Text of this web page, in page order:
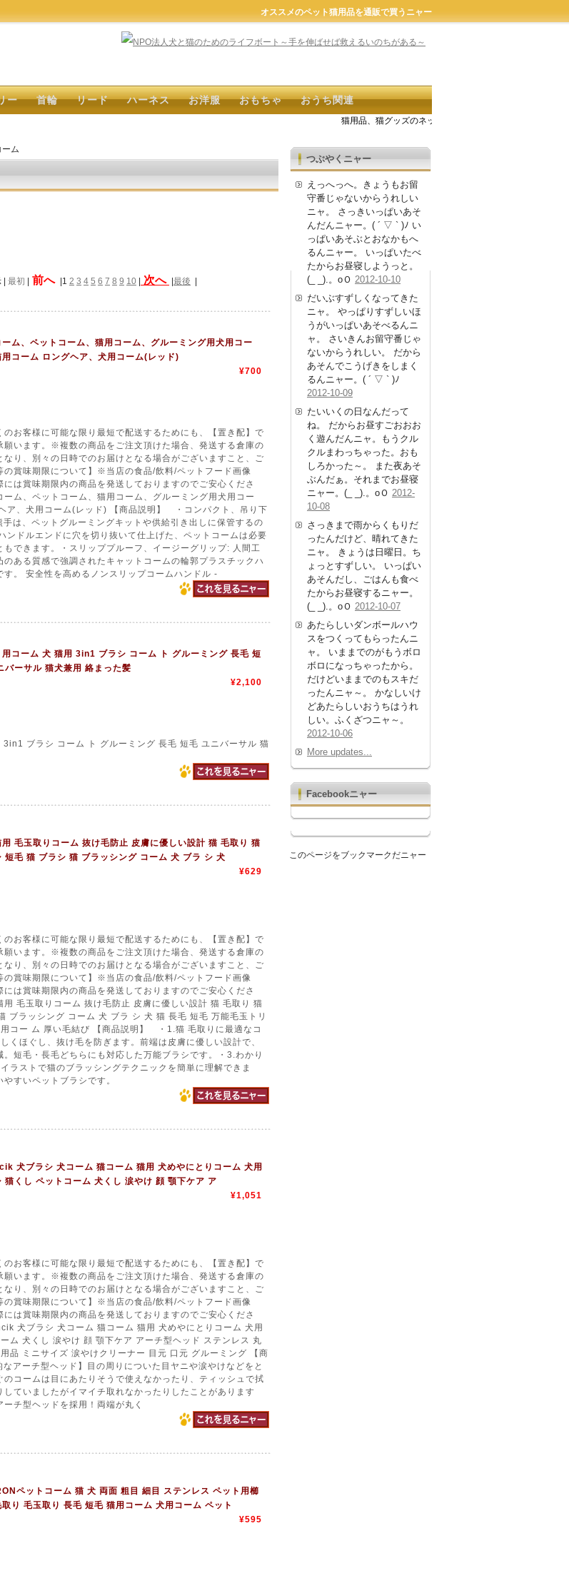
オススメのペット猫用品を通販で買うニャー
ー 首輪 リード ハーネス お洋服 おもちゃ おうち関連
猫用品、猫グッズのネット通販商品が探せるよ。キーワード
ーム
最初 前へ |1 2 3 4 5 6 7 8 9 10 次へ 最後
ーム、ペットコーム、猫用コーム、グルーミング用犬用コー
用コーム ロングヘア、犬用コーム(レッド)
¥700
のお客様に可能な限り最短で配送するためにも、【置き配】で
願います。※複数の商品をご注文頂けた場合、発送する倉庫の
なり、別々の日時でのお届けとなる場合がございますこと、ご
の賞味期限について】※当店の食品/飲料/ペットフード画像
は賞味期限内の商品を発送しておりますのでご安心くださ
ム、ペットコーム、猫用コーム、グルーミング用犬用コー
ア、犬用コーム(レッド) 【商品説明】 ・コンパクト、吊り下
は、ペットグルーミングキットや供給引き出しに保管するの
ンドルエンドに穴を切り抜いて仕上げた、ペットコームは必要
もできます。・スリッププルーフ、イージーグリップ: 人間工
のある質感で強調されたキャットコームの輪郭プラスチックハ
す。 安全性を高めるノンスリップコームハンドル -
用コーム 犬 猫用 3in1 ブラシ コーム ト グルーミング 長毛 短
バーサル 猫犬兼用 絡まった髪
¥2,100
3in1 ブラシ コーム ト グルーミング 長毛 短毛 ユニバーサル 猫
用 毛玉取りコーム 抜け毛防止 皮膚に優しい設計 猫 毛取り 猫
短毛 猫 ブラシ 猫 ブラッシング コーム 犬 ブラ シ 犬
¥629
のお客様に可能な限り最短で配送するためにも、【置き配】で
願います。※複数の商品をご注文頂けた場合、発送する倉庫の
なり、別々の日時でのお届けとなる場合がございますこと、ご
の賞味期限について】※当店の食品/飲料/ペットフード画像
は賞味期限内の商品を発送しておりますのでご安心くださ
毛玉取りコーム 抜け毛防止 皮膚に優しい設計 猫 毛取り 猫
ブラッシング コーム 犬 ブラ シ 犬 猫 長毛 短毛 万能毛玉トリ
コー ム 厚い毛結び 【商品説明】 ・1.猫 毛取りに最適なコ
くほぐし、抜け毛を防ぎます。前端は皮膚に優しい設計で、
短毛・長毛どちらにも対応した万能ブラシです。・3.わかり
ラストで猫のブラッシングテクニックを簡単に理解できま
すいペットブラシです。
犬ブラシ 犬コーム 猫コーム 猫用 犬めやにとりコーム 犬用
猫くし ペットコーム 犬くし 涙やけ 顔 顎下ケア ア
¥1,051
のお客様に可能な限り最短で配送するためにも、【置き配】で
願います。※複数の商品をご注文頂けた場合、発送する倉庫の
なり、別々の日時でのお届けとなる場合がございますこと、ご
の賞味期限について】※当店の食品/飲料/ペットフード画像
は賞味期限内の商品を発送しておりますのでご安心くださ
犬ブラシ 犬コーム 猫コーム 猫用 犬めやにとりコーム 犬用
ム 犬くし 涙やけ 顔 顎下ケア アーチ型ヘッド ステンレス 丸
品 ミニサイズ 涙やけクリーナー 目元 口元 グルーミング 【商
アーチ型ヘッド】目の周りについた目ヤニや涙やけなどをと
のコームは目にあたりそうで使えなかったり、ティッシュで拭
していましたがイマイチ取れなかったりしたことがあります
チ型ヘッドを採用！両端が丸く
ペットコーム 猫 犬 両面 粗目 細目 ステンレス ペット用櫛
取り 毛玉取り 長毛 短毛 猫用コーム 犬用コーム ペット
¥595
つぶやくニャー
えっへっへ。きょうもお留
守番じゃないからうれしい
ニャ。 さっきいっぱいあそ
んだんニャー。( ´ ▽ ` )ﾉ い
っぱいあそぶとおなかもへ
るんニャー。 いっぱいたべ
たからお昼寝しようっと。
(_ _).。oＯ 2012-10-10
だいぶすずしくなってきた
ニャ。 やっぱりすずしいほ
うがいっぱいあそべるんニ
ャ。 さいきんお留守番じゃ
ないからうれしい。 だから
あそんでこうげきをしまく
るんニャー。( ´ ▽ ` )ﾉ
2012-10-09
たいいくの日なんだって
ね。 だからお昼すごおおお
く遊んだんニャ。もうクル
クルまわっちゃった。おも
しろかった～。 また夜あそ
ぶんだぁ。それまでお昼寝
ニャー。(_ _).。oＯ 2012-
10-08
さっきまで雨からくもりだ
ったんだけど、晴れてきた
ニャ。 きょうは日曜日。ち
ょっとすずしい。 いっぱい
あそんだし、ごはんも食べ
たからお昼寝するニャー。
(_ _).。oＯ 2012-10-07
あたらしいダンボールハウ
スをつくってもらったんニ
ャ。 いままでのがもうボロ
ボロになっちゃったから。
だけどいままでのもスキだ
ったんニャ～。 かなしいけ
どあたらしいおうちはうれ
しい。ふくざつニャ～。
2012-10-06
More updates...
Facebookニャー
このページをブックマークだニャー